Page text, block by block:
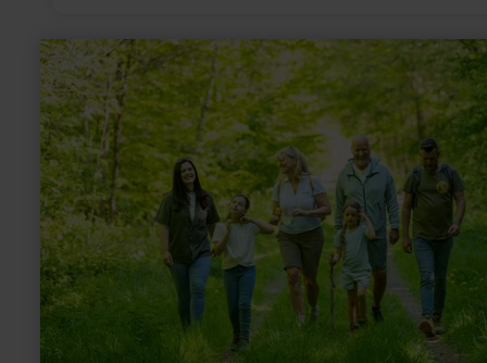
meer
informatie
over:
Ich
bin
die
Andreashütte
–
Zeit
für
eine
Pause